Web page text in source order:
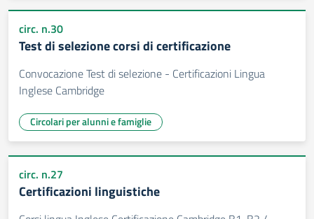
circ. n.30
Test di selezione corsi di certificazione
Convocazione Test di selezione - Certificazioni Lingua
Inglese Cambridge
Circolari per alunni e famiglie
circ. n.27
Certificazioni linguistiche